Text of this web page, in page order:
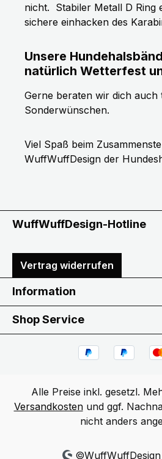
nicht. Stabiler Metall D Ring
sichere einhacken des
Unsere
natürlich Wetterfest
Gerne beraten wir dich auch
Sonderwünschen.
Viel Spaß beim
WuffWuffDesign der
WuffWuffDesign-Hotline
Vertrag widerrufen
Information
Shop Service
Alle Preise inkl. gesetzl.
Versandkostenund ggf.
nicht anders
©WuffWuffDesign